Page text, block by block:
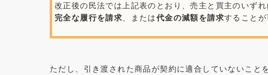
改正後の民法では上記表のとおり、売主と買主のいず
完全な履行を請求 、または代金の減額を請求することが
ただし、引き渡された商品が契約に適合していないこと